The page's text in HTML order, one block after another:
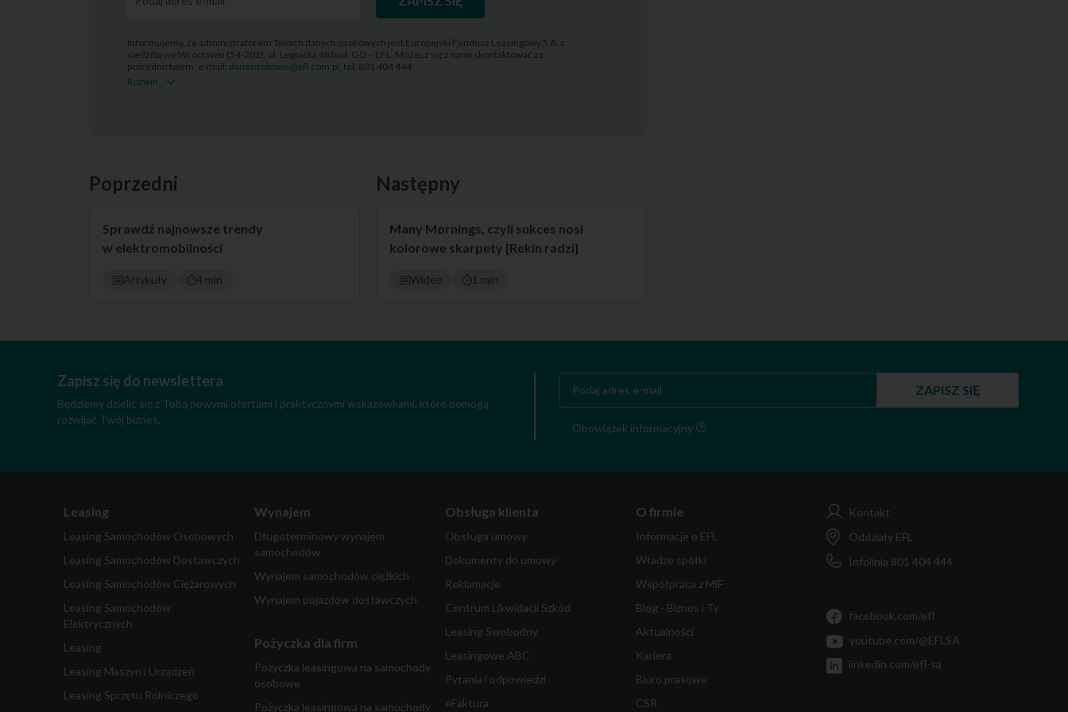
Informujemy, że administratorem Twoich danych osobowych jest Europejski Fundusz Leasingowy S.A. z
siedzibą we Wrocławiu (54-202), ul. Legnicka 48 bud. C-D – EFL. Możesz się z nami skontaktować za
pośrednictwem: e-mail: daneosobowe@efl.com.pl , tel: 801 404 444.
Rozwiń
Poprzedni
Sprawdź najnowsze trendy
w elektromobilności
Artykuły 4 min
Następny
Many Mornings, czyli sukces nosi
kolorowe skarpety [Rekin radzi]
Wideo 1 min
Zapisz się do newslettera
Będziemy dzielić się z Tobą nowymi ofertami i praktycznymi wskazówkami, które pomogą
rozwijać Twój biznes.
ZAPISZ SIĘ
Obowiązek informacyjny
Leasing
Leasing Samochodów Osobowych
Leasing Samochodów Dostawczych
Leasing Samochodów Ciężarowych
Leasing Samochodów
Elektrycznych
Leasing
Leasing Maszyn i Urządzeń
Leasing Sprzętu Rolniczego
Wynajem
Długoterminowy wynajem
samochodów
Wynajem samochodów ciężkich
Wynajem pojazdów dostawczych
Pożyczka dla firm
Pożyczka leasingowa na samochody
osobowe
Pożyczka leasingowa na samochody
Obsługa klienta
Obsługa umowy
Dokumenty do umowy
Reklamacje
Centrum Likwidacji Szkód
Leasing Swobodny
Leasingowe ABC
Pytania i odpowiedzi
eFaktura
O firmie
Informacje o EFL
Władze spółki
Współpraca z MiF
Blog - Biznes i Ty
Aktualności
Kariera
Biuro prasowe
CSR
Kontakt
Oddziały EFL
Infolinia 801 404 444
facebook.com/efl
youtube.com/@EFLSA
linkedin.com/efl-sa